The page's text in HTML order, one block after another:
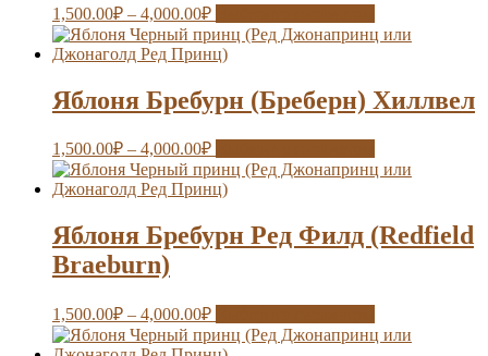
1,500.00₽ – 4,000.00₽
Яблоня Бребурн (Бреберн) Хиллвел
1,500.00₽ – 4,000.00₽
Яблоня Бребурн Ред Филд (Redfield
Braeburn)
1,500.00₽ – 4,000.00₽